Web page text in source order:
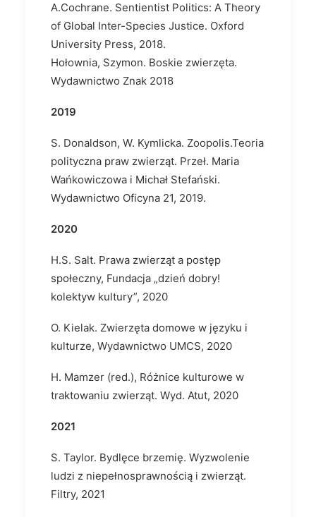
A.Cochrane. Sentientist Politics: A Theory
of Global Inter-Species Justice. Oxford
University Press, 2018.
Hołownia, Szymon. Boskie zwierzęta.
Wydawnictwo Znak 2018
2019
S. Donaldson, W. Kymlicka. Zoopolis.Teoria
polityczna praw zwierząt. Przeł. Maria
Wańkowiczowa i Michał Stefański.
Wydawnictwo Oficyna 21, 2019.
2020
H.S. Salt. Prawa zwierząt a postęp
społeczny, Fundacja „dzień dobry!
kolektyw kultury”, 2020
O. Kielak. Zwierzęta domowe w języku i
kulturze, Wydawnictwo UMCS, 2020
H. Mamzer (red.), Różnice kulturowe w
traktowaniu zwierząt. Wyd. Atut, 2020
2021
S. Taylor. Bydlęce brzemię. Wyzwolenie
ludzi z niepełnosprawnością i zwierząt.
Filtry, 2021